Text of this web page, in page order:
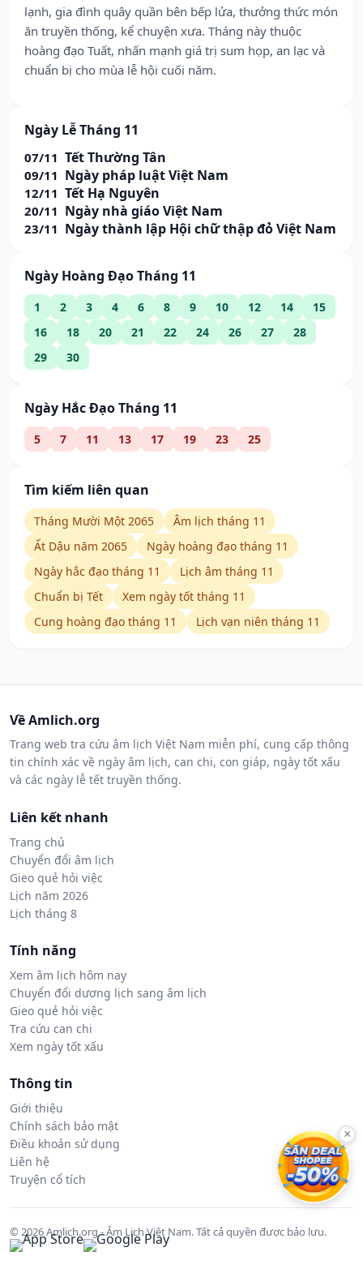
lạnh, gia đình quây quần bên bếp lửa, thưởng thức món
ăn truyền thống, kể chuyện xưa. Tháng này thuộc
hoàng đạo Tuất, nhấn mạnh giá trị sum họp, an lạc và
chuẩn bị cho mùa lễ hội cuối năm.
Ngày Lễ Tháng 11
07/11 Tết Thường Tân
09/11 Ngày pháp luật Việt Nam
12/11 Tết Hạ Nguyên
20/11 Ngày nhà giáo Việt Nam
23/11 Ngày thành lập Hội chữ thập đỏ Việt Nam
Ngày Hoàng Đạo Tháng 11
1 2 3 4 6 8 9 10 12 14
15
16
18 20 21 22 24 26 27
28
29
30
Ngày Hắc Đạo Tháng 11
5 7 11 13 17 19 23 25
Tìm kiếm liên quan
Tháng Mười Một 2065
Âm lịch tháng 11
Ất Dậu năm 2065
Ngày hoàng đạo tháng 11
Ngày hắc đạo tháng 11
Lịch âm tháng 11
Chuẩn bị Tết
Xem ngày tốt tháng 11
Cung hoàng đạo tháng 11
Lịch vạn niên tháng 11
Về Amlich.org
Trang web tra cứu âm lịch Việt Nam miễn phí, cung cấp thông
tin chính xác về ngày âm lịch, can chi, con giáp, ngày tốt xấu
và các ngày lễ tết truyền thống.
Liên kết nhanh
Trang chủ
Chuyển đổi âm lịch
Gieo quẻ hỏi việc
Lịch năm 2026
Lịch tháng 8
Tính năng
Xem âm lịch hôm nay
Chuyển đổi dương lịch sang âm lịch
Gieo quẻ hỏi việc
Tra cứu can chi
Xem ngày tốt xấu
Thông tin
Giới thiệu
Chính sách bảo mật
Điều khoản sử dụng
Liên hệ
Truyện cổ tích
© 2026 Amlich.org - Âm Lịch Việt Nam. Tất cả quyền được bảo lưu.
×